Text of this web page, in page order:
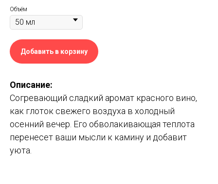
Объём
Добавить в корзину
Описание:
Согревающий сладкий аромат красного вино,
как глоток свежего воздуха в холодный
осенний вечер. Его обволакивающая теплота
перенесет ваши мысли к камину и добавит
уюта.